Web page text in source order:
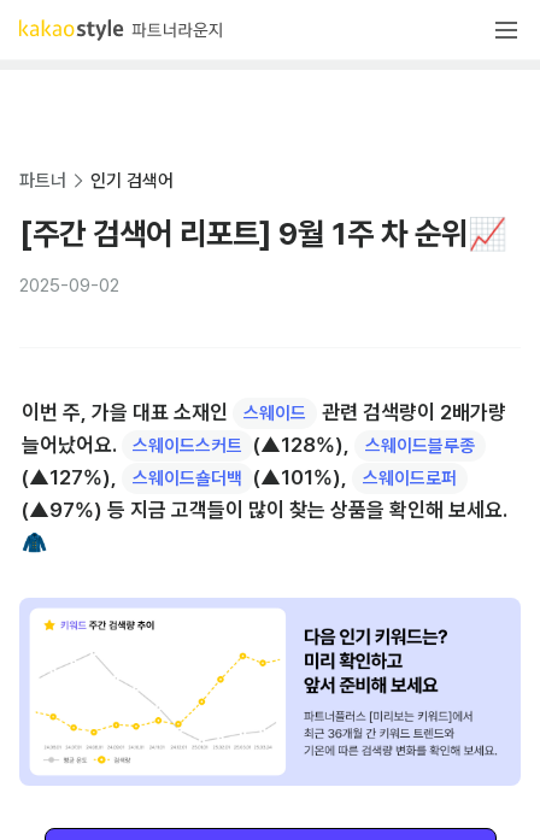
파트너 인기 검색어
[주간 검색어 리포트] 9월 1주 차 순위📈
2025-09-02
이번 주, 가을 대표 소재인 스웨이드
관련 검색량이 2배가량
늘어났어요.
스웨이드스커트 (▲128%), 스웨이드블루종
(▲127%), 스웨이드숄더백 (▲101%), 스웨이드로퍼
(▲97%) 등 지금 고객들이 많이 찾는 상품을 확인해 보세요.
🧥